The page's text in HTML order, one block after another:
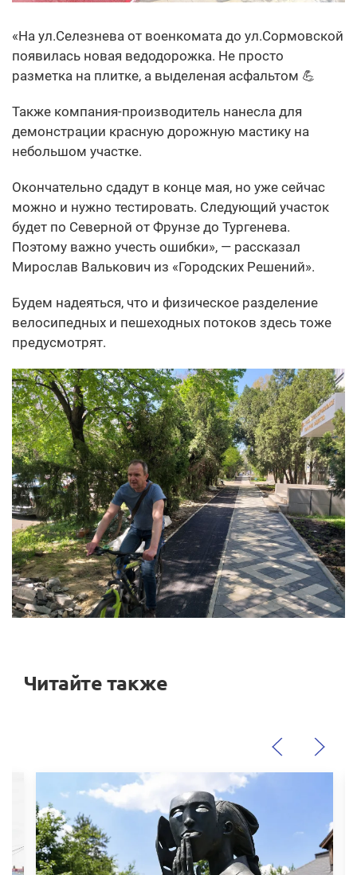
«На ул.Селезнева от военкомата до ул.Сормовской
появилась новая ведодорожка. Не просто
разметка на плитке, а выделеная асфальтом 💪
Также компания-производитель нанесла для
демонстрации красную дорожную мастику на
небольшом участке.
Окончательно сдадут в конце мая, но уже сейчас
можно и нужно тестировать. Следующий участок
будет по Северной от Фрунзе до Тургенева.
Поэтому важно учесть ошибки», — рассказал
Мирослав Валькович из «Городских Решений».
Будем надеяться, что и физическое разделение
велосипедных и пешеходных потоков здесь тоже
предусмотрят.
Читайте также